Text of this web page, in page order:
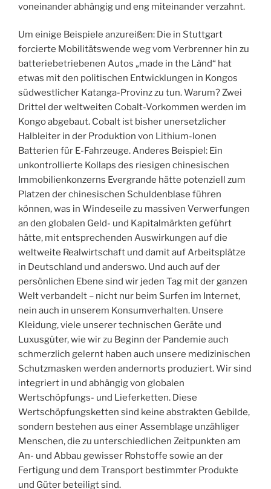
voneinander abhängig und eng miteinander verzahnt.
Um einige Beispiele anzureißen: Die in Stuttgart
forcierte Mobilitätswende weg vom Verbrenner hin zu
batteriebetriebenen Autos „made in the Länd“ hat
etwas mit den politischen Entwicklungen in Kongos
südwestlicher Katanga-Provinz zu tun. Warum? Zwei
Drittel der weltweiten Cobalt-Vorkommen werden im
Kongo abgebaut. Cobalt ist bisher unersetzlicher
Halbleiter in der Produktion von Lithium-Ionen
Batterien für E-Fahrzeuge. Anderes Beispiel: Ein
unkontrollierte Kollaps des riesigen chinesischen
Immobilienkonzerns Evergrande hätte potenziell zum
Platzen der chinesischen Schuldenblase führen
können, was in Windeseile zu massiven Verwerfungen
an den globalen Geld- und Kapitalmärkten geführt
hätte, mit entsprechenden Auswirkungen auf die
weltweite Realwirtschaft und damit auf Arbeitsplätze
in Deutschland und anderswo. Und auch auf der
persönlichen Ebene sind wir jeden Tag mit der ganzen
Welt verbandelt – nicht nur beim Surfen im Internet,
nein auch in unserem Konsumverhalten. Unsere
Kleidung, viele unserer technischen Geräte und
Luxusgüter, wie wir zu Beginn der Pandemie auch
schmerzlich gelernt haben auch unsere medizinischen
Schutzmasken werden andernorts produziert. Wir sind
integriert in und abhängig von globalen
Wertschöpfungs- und Lieferketten. Diese
Wertschöpfungsketten sind keine abstrakten Gebilde,
sondern bestehen aus einer Assemblage unzähliger
Menschen, die zu unterschiedlichen Zeitpunkten am
An- und Abbau gewisser Rohstoffe sowie an der
Fertigung und dem Transport bestimmter Produkte
und Güter beteiligt sind.